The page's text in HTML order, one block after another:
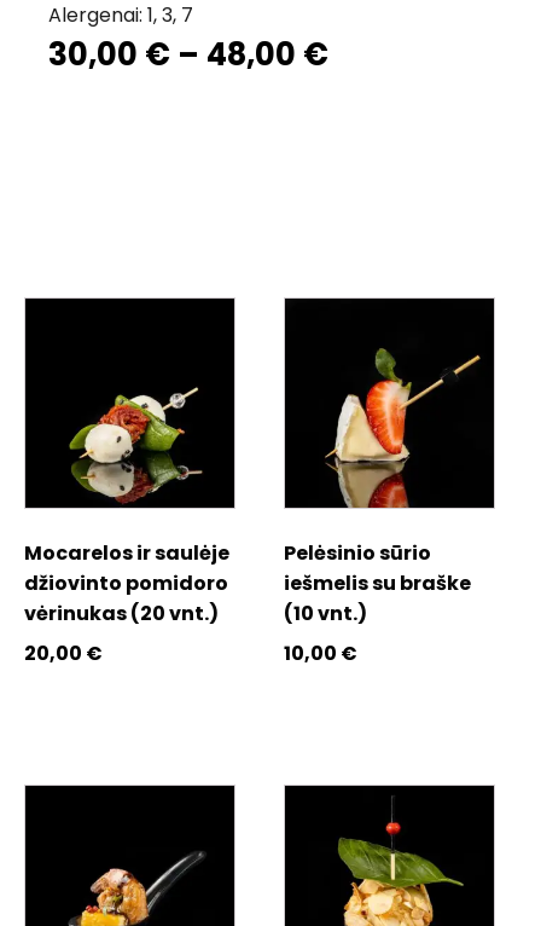
Alergenai: 1, 3, 7
30,00 € – 48,00 €
Mocarelos ir saulėje
džiovinto pomidoro
vėrinukas (20 vnt.)
20,00 €
Pelėsinio sūrio
iešmelis su braške
(10 vnt.)
10,00 €